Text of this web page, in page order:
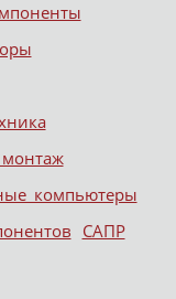
компьютеры
САПР